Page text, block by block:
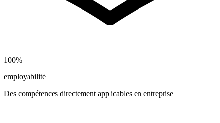
100%
employabilité
Des compétences directement applicables en entreprise